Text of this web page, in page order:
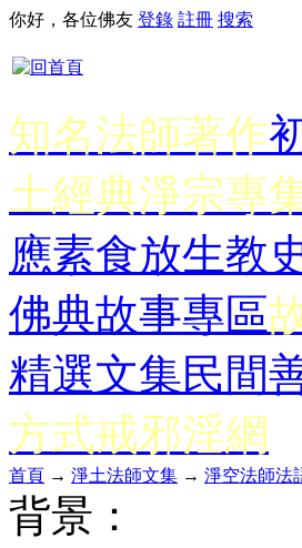
你好，各位佛友 登錄 註冊 搜索
知名法師著作
土經典淨宗專
應素食放生教
佛典故事專區
精選文集民間
方式戒邪淫網
首頁 → 淨土法師文集 → 淨空法師法
背景：